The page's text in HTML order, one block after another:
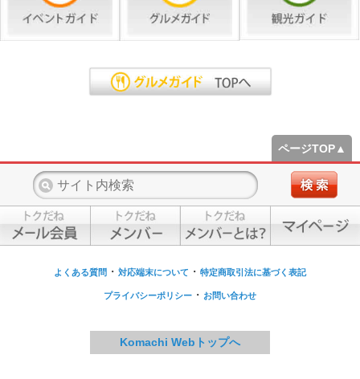
ページTOP▲
よくある質問 ・ 対応端末について ・ 特定商取引法に基づく表記
プライバシーポリシー ・ お問い合わせ
Komachi Webトップへ